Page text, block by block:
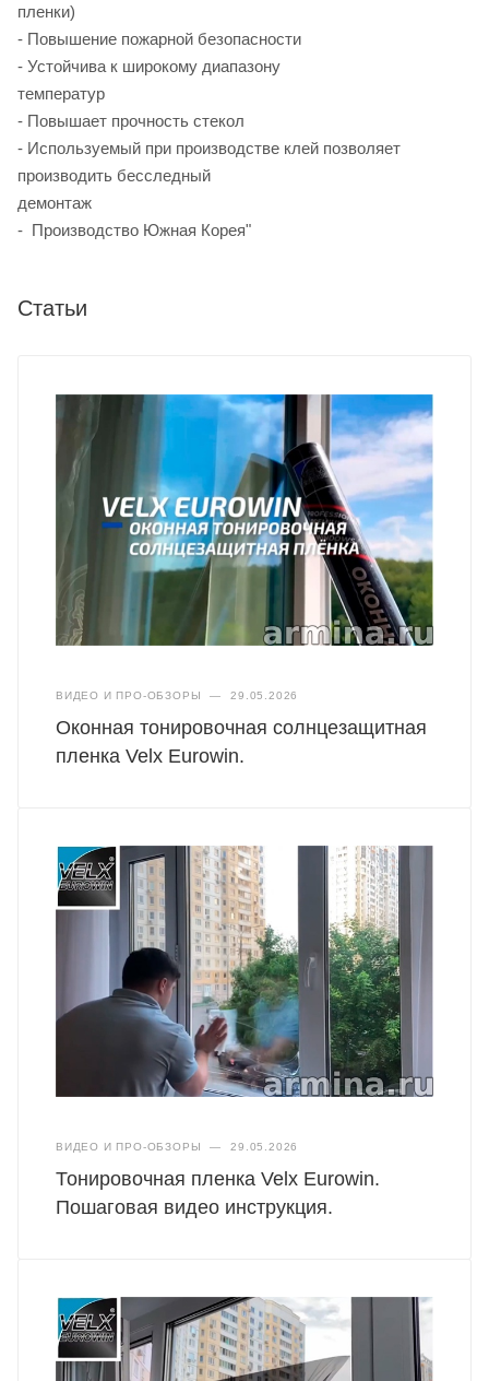
- Повышение пожарной безопасности
- Устойчива к широкому диапазону
температур
- Повышает прочность стекол
- Используемый при производстве клей позволяет
производить бесследный
демонтаж
- Производство Южная Корея"
Статьи
ВИДЕО И ПРО-ОБЗОРЫ — 29.05.2026
Оконная тонировочная солнцезащитная
пленка Velx Eurowin.
ВИДЕО И ПРО-ОБЗОРЫ — 29.05.2026
Тонировочная пленка Velx Eurowin.
Пошаговая видео инструкция.